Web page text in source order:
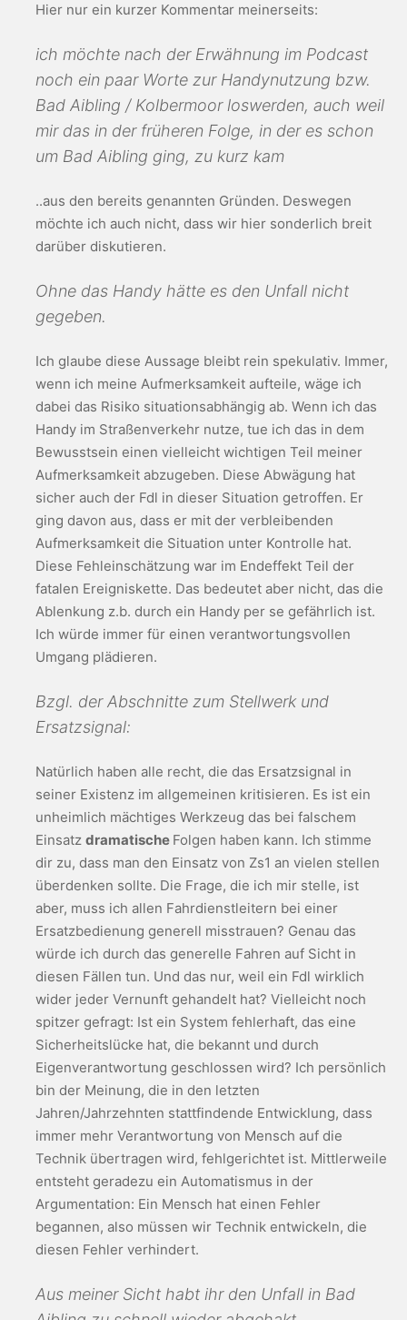
Hier nur ein kurzer Kommentar meinerseits:
ich möchte nach der Erwähnung im Podcast
noch ein paar Worte zur Handynutzung bzw.
Bad Aibling / Kolbermoor loswerden, auch weil
mir das in der früheren Folge, in der es schon
um Bad Aibling ging, zu kurz kam
..aus den bereits genannten Gründen. Deswegen
möchte ich auch nicht, dass wir hier sonderlich breit
darüber diskutieren.
Ohne das Handy hätte es den Unfall nicht
gegeben.
Ich glaube diese Aussage bleibt rein spekulativ. Immer,
wenn ich meine Aufmerksamkeit aufteile, wäge ich
dabei das Risiko situationsabhängig ab. Wenn ich das
Handy im Straßenverkehr nutze, tue ich das in dem
Bewusstsein einen vielleicht wichtigen Teil meiner
Aufmerksamkeit abzugeben. Diese Abwägung hat
sicher auch der Fdl in dieser Situation getroffen. Er
ging davon aus, dass er mit der verbleibenden
Aufmerksamkeit die Situation unter Kontrolle hat.
Diese Fehleinschätzung war im Endeffekt Teil der
fatalen Ereigniskette. Das bedeutet aber nicht, das die
Ablenkung z.b. durch ein Handy per se gefährlich ist.
Ich würde immer für einen verantwortungsvollen
Umgang plädieren.
Bzgl. der Abschnitte zum Stellwerk und
Ersatzsignal:
Natürlich haben alle recht, die das Ersatzsignal in
seiner Existenz im allgemeinen kritisieren. Es ist ein
unheimlich mächtiges Werkzeug das bei falschem
Einsatz dramatische Folgen haben kann. Ich stimme
dir zu, dass man den Einsatz von Zs1 an vielen stellen
überdenken sollte. Die Frage, die ich mir stelle, ist
aber, muss ich allen Fahrdienstleitern bei einer
Ersatzbedienung generell misstrauen? Genau das
würde ich durch das generelle Fahren auf Sicht in
diesen Fällen tun. Und das nur, weil ein Fdl wirklich
wider jeder Vernunft gehandelt hat? Vielleicht noch
spitzer gefragt: Ist ein System fehlerhaft, das eine
Sicherheitslücke hat, die bekannt und durch
Eigenverantwortung geschlossen wird? Ich persönlich
bin der Meinung, die in den letzten
Jahren/Jahrzehnten stattfindende Entwicklung, dass
immer mehr Verantwortung von Mensch auf die
Technik übertragen wird, fehlgerichtet ist. Mittlerweile
entsteht geradezu ein Automatismus in der
Argumentation: Ein Mensch hat einen Fehler
begannen, also müssen wir Technik entwickeln, die
diesen Fehler verhindert.
Aus meiner Sicht habt ihr den Unfall in Bad